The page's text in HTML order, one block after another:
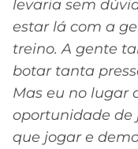
CRUZEIRO
levaria sem
estar lá com a
treino. A gente
botar tanta
Mas eu no lugar
oportunidade de
que jogar e